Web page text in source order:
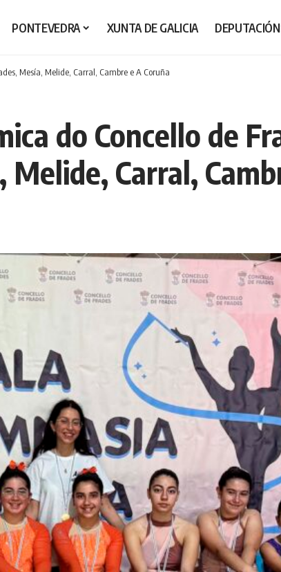
PONTEVEDRA XUNTA DE GALICIA
Mesía, Melide, Carral, Cambre e A Coruña
do Concello de
Carral,